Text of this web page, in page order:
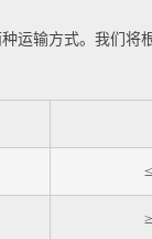
运输方式。我们将